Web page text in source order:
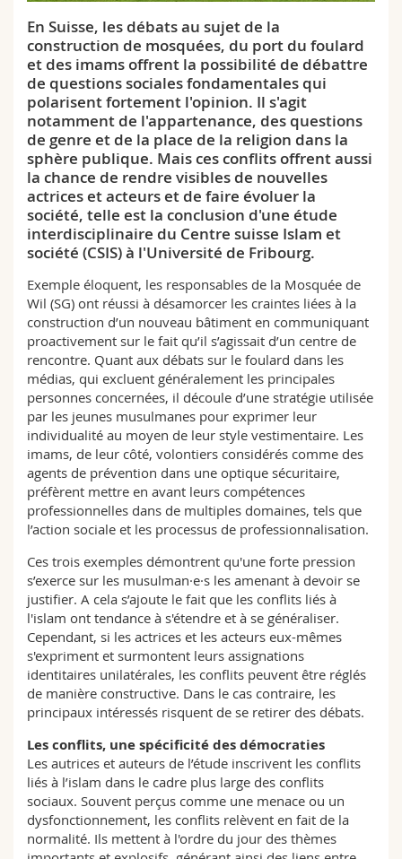
Interfacultaire
Doctorants
Programme des cours
MyUnifr
En Suisse, les débats au sujet de la
construction de mosquées, du port du foulard
et des imams offrent la possibilité de débattre
de questions sociales fondamentales qui
polarisent fortement l'opinion. Il s'agit
notamment de l'appartenance, des questions
de genre et de la place de la religion dans la
sphère publique. Mais ces conflits offrent aussi
la chance de rendre visibles de nouvelles
actrices et acteurs et de faire évoluer la
société, telle est la conclusion d'une étude
interdisciplinaire du Centre suisse Islam et
société (CSIS) à l'Université de Fribourg.
Exemple éloquent, les responsables de la Mosquée de
Wil (SG) ont réussi à désamorcer les craintes liées à la
construction d’un nouveau bâtiment en communiquant
proactivement sur le fait qu’il s’agissait d’un centre de
rencontre. Quant aux débats sur le foulard dans les
médias, qui excluent généralement les principales
personnes concernées, il découle d’une stratégie utilisée
par les jeunes musulmanes pour exprimer leur
individualité au moyen de leur style vestimentaire. Les
imams, de leur côté, volontiers considérés comme des
agents de prévention dans une optique sécuritaire,
préfèrent mettre en avant leurs compétences
professionnelles dans de multiples domaines, tels que
l’action sociale et les processus de professionnalisation.
Ces trois exemples démontrent qu'une forte pression
s’exerce sur les musulman·e·s les amenant à devoir se
justifier. A cela s’ajoute le fait que les conflits liés à
l'islam ont tendance à s'étendre et à se généraliser.
Cependant, si les actrices et les acteurs eux-mêmes
s'expriment et surmontent leurs assignations
identitaires unilatérales, les conflits peuvent être réglés
de manière constructive. Dans le cas contraire, les
principaux intéressés risquent de se retirer des débats.
Les conflits, une spécificité des démocraties
Les autrices et auteurs de l’étude inscrivent les conflits
liés à l’islam dans le cadre plus large des conflits
sociaux. Souvent perçus comme une menace ou un
dysfonctionnement, les conflits relèvent en fait de la
normalité. Ils mettent à l'ordre du jour des thèmes